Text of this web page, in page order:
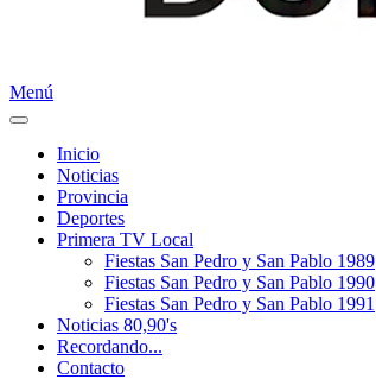
Menú
Inicio
Noticias
Provincia
Deportes
Primera TV Local
Fiestas San Pedro y San Pablo 1989
Fiestas San Pedro y San Pablo 1990
Fiestas San Pedro y San Pablo 1991
Noticias 80,90's
Recordando...
Contacto